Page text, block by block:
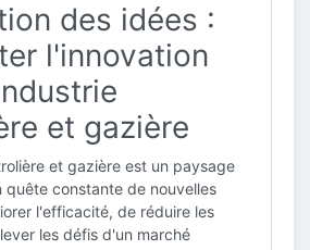
des idées :
l'innovation
et gazière
et gazière est un paysage
quête constante de nouvelles
l'efficacité, de réduire les
les défis d'un marché